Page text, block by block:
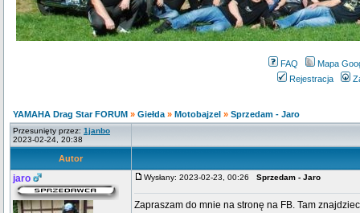
FAQ
Mapa
Rejestracja
YAMAHA Drag Star FORUM » Giełda » Motobajzel » Sprzedam - Jaro
Przesunięty przez: 1janbo
2023-02-24, 20:38
Autor
jaro Wysłany: 2023-02-23, 00:26 Sprzedam - Jaro
Zapraszam do mnie na stronę na FB. Tam